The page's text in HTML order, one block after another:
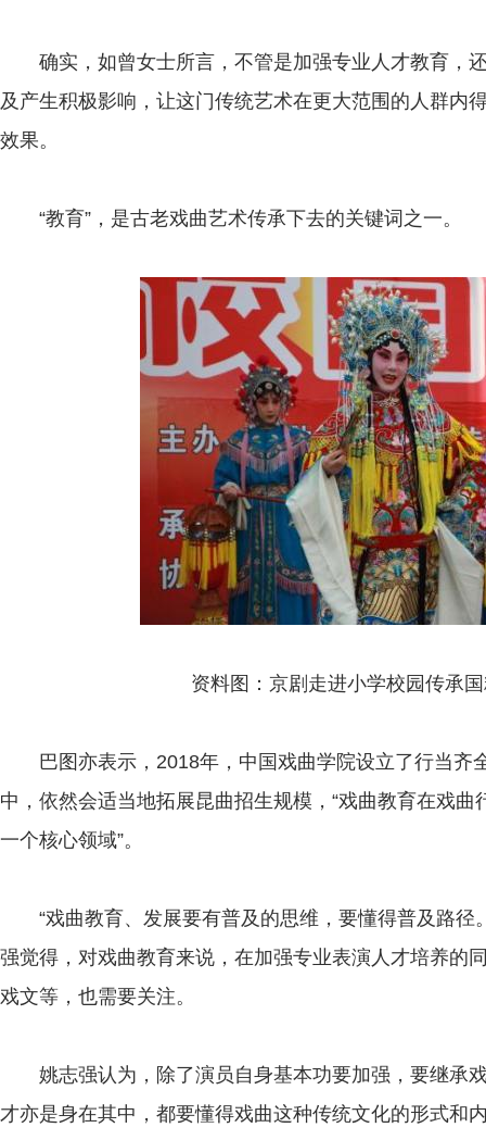
确实，如曾女士所言，不管是加强专业人才教育，
及产生积极影响，让这门传统艺术在更大范围的人群内
效果。
“教育”，是古老戏曲艺术传承下去的关键词之一。
资料图：京剧走进小学校园传承
巴图亦表示，2018年，中国戏曲学院设立了行当齐
中，依然会适当地拓展昆曲招生规模，“戏曲教育在戏
一个核心领域”。
“戏曲教育、发展要有普及的思维，要懂得普及路径
强觉得，对戏曲教育来说，在加强专业表演人才培养的
戏文等，也需要关注。
姚志强认为，除了演员自身基本功要加强，要继承
才亦是身在其中，都要懂得戏曲这种传统文化的形式和